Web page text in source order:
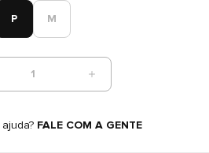
P M
1
FALE COM A GENTE